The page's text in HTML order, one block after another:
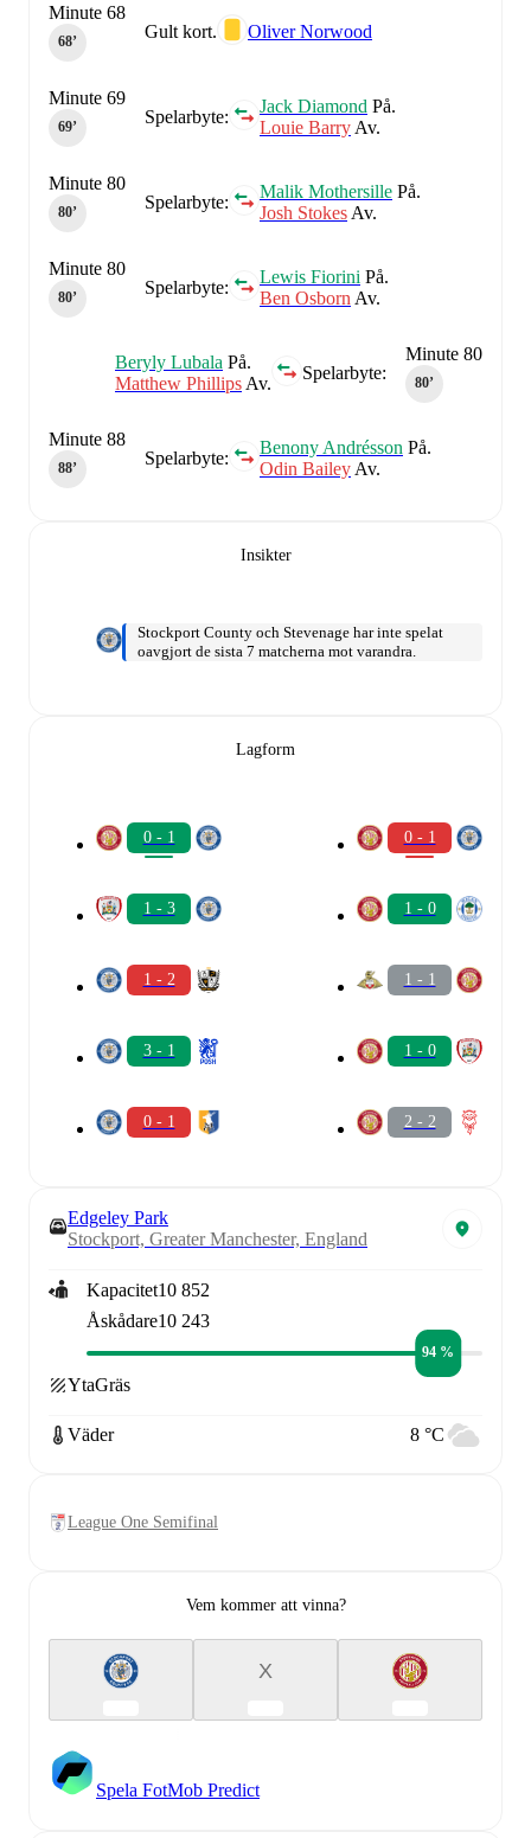
Gult kort. Oliver Norwood
Minute 68
68‎’‎
Spelarbyte:
Jack Diamond På.
Louie Barry Av.
Minute 69
69‎’‎
Spelarbyte:
Malik Mothersille På.
Josh Stokes Av.
Minute 80
80‎’‎
Spelarbyte:
Lewis Fiorini På.
Ben Osborn Av.
Minute 80
80‎’‎
Minute 80
80‎’‎
Spelarbyte:
Beryly Lubala På.
Matthew Phillips Av.
Spelarbyte:
Benony Andrésson På.
Odin Bailey Av.
Minute 88
88‎’‎
Insikter
Stockport County och Stevenage har inte spelat
oavgjort de sista 7 matcherna mot varandra.
Lagform
0 - 1
1 - 3
1 - 2
3 - 1
0 - 1
0 - 1
1 - 0
1 - 1
1 - 0
2 - 2
Edgeley Park
Stockport, Greater Manchester, England
Kapacitet10 852
Åskådare10 243
94 %
YtaGräs
Väder 8 °C
League One Semifinal
Vem kommer att vinna?
X
Spela FotMob Predict